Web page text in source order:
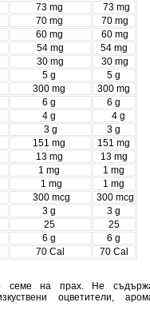
73 mg
73 mg
70 mg
70 mg
60 mg
60 mg
54 mg
54 mg
30 mg
30 mg
5 g
5 g
300 mg
300 mg
6 g
6 g
4 g
4 g
3 g
3 g
151 mg
151 mg
13 mg
13 mg
1 mg
1 mg
1 mg
1 mg
300 mcg
300 mcg
3 g
3 g
25
25
6 g
6 g
70 Cal 70 Cal
семе на прах. Не
оцветители,